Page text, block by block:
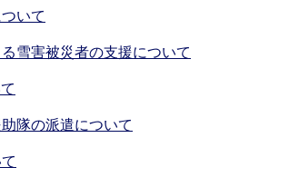
いて
雪害被災者の支援について
隊の派遣について